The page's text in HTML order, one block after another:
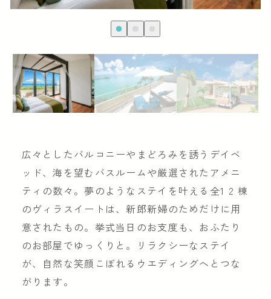
広々としたバルコニーやまどろみを誘うデイベ
ッド、海を望むバスルームや厳選されたアメニ
ティの数々。夢のようなステイを叶える全1 2 棟
のヴィラスイートは、新郎新婦のためだけに用
意されたもの。挙式当日のお支度も、おふたり
のお部屋でゆっくりと。リラクシーなステイ
が、自然な笑顔こぼれるウエディングへとつな
がります。